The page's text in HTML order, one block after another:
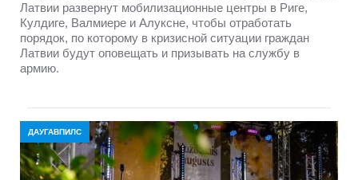
Латвии развернут мобилизационные центры в Риге,
Кулдиге, Валмиере и Алуксне, чтобы отработать
порядок, по которому в кризисной ситуации граждан
Латвии будут оповещать и призывать на службу в
армию.
ДАУГАВПИЛС